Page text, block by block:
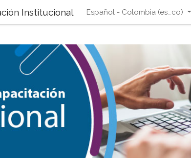
Institucional Español - Colombia ‎(es_co)‎